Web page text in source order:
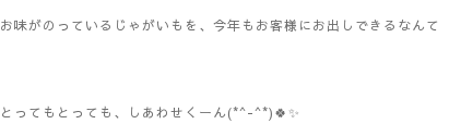
お味がのっているじゃがいもを、今年もお客様にお出しできるなんて
とってもとっても、しあわせくーん(*^-^*)🍀✨